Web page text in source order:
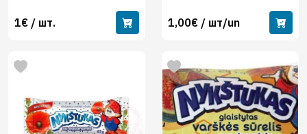
1€ / шт. 1,00€ / шт/un